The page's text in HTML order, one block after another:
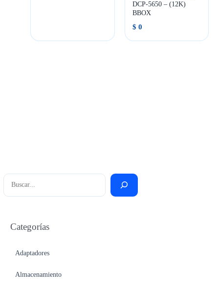
Categorías
Adaptadores
Almacenamiento
DCP-5650 – (12K)
BBOX
$ 0